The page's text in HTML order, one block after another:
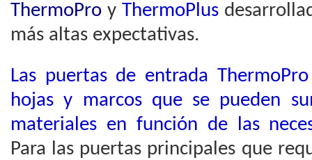
ThermoPro y ThermoPlus
más altas expectativas.
Las puertas de entrada ThermoPro
hojas y marcos que se pueden
materiales en función de las
Para las puertas principales que